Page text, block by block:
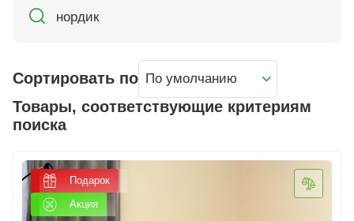
Товары, соответствующие критериям
поиска
Сортировать по По умолчанию
Подарок
Акция